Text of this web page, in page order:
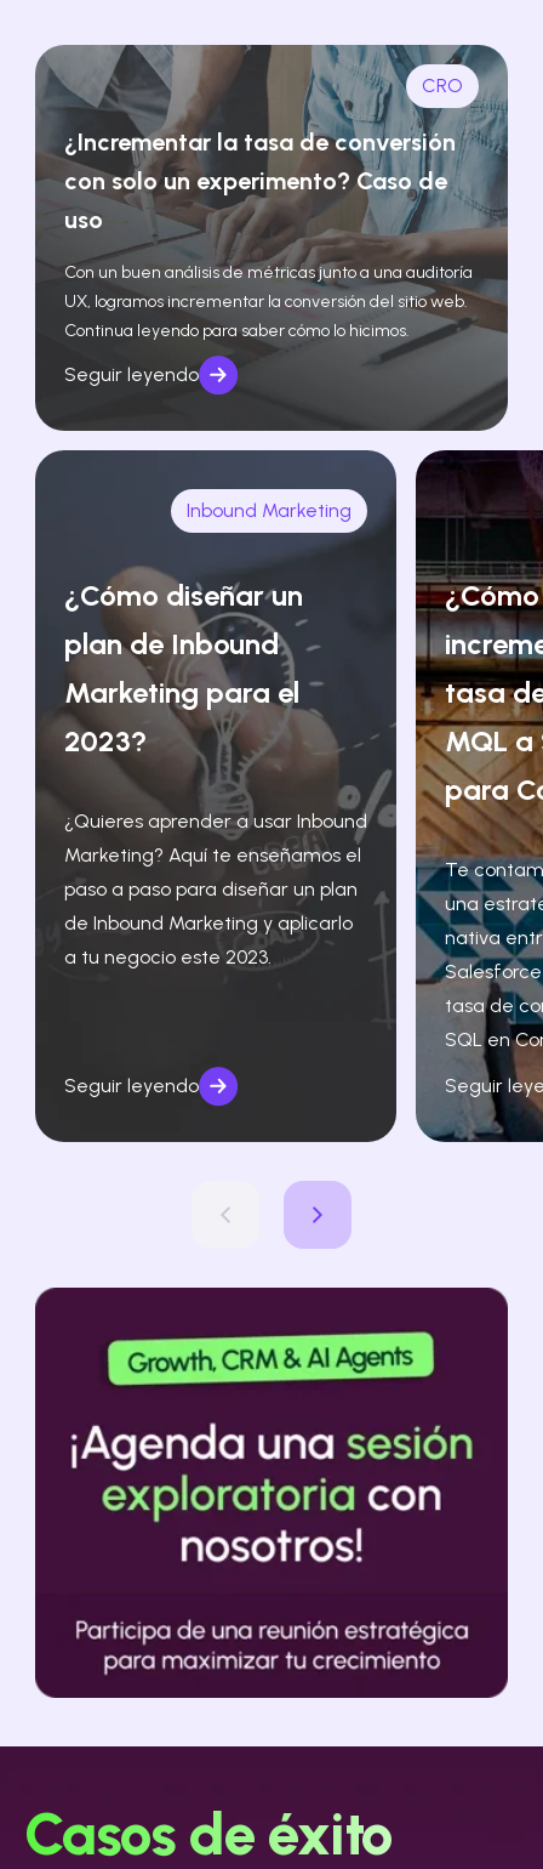
CRO
¿Incrementar la tasa de conversión
con solo un experimento? Caso de
uso
Con un buen análisis de métricas junto a una auditoría
UX, logramos incrementar la conversión del sitio web.
Continua leyendo para saber cómo lo hicimos.
Seguir leyendo
Inbound Marketing
¿Cómo diseñar un
plan de Inbound
Marketing para el
2023?
¿Quieres aprender a usar Inbound
Marketing? Aquí te enseñamos el
paso a paso para diseñar un plan
de Inbound Marketing y aplicarlo
a tu negocio este 2023.
Seguir leyendo
¿Cómo
tasa
MQL a
para
Te
una
nativa
tasa de
SQL en
Seguir
Casos de éxito